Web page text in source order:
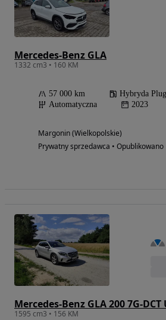
Mercedes-Benz GLA
1332 cm3 • 160 KM
57 000 km
Hybryda
Automatyczna
2023
Margonin (Wielkopolskie)
Prywatny sprzedawca • Opublikowano
1595 cm3 • 156 KM